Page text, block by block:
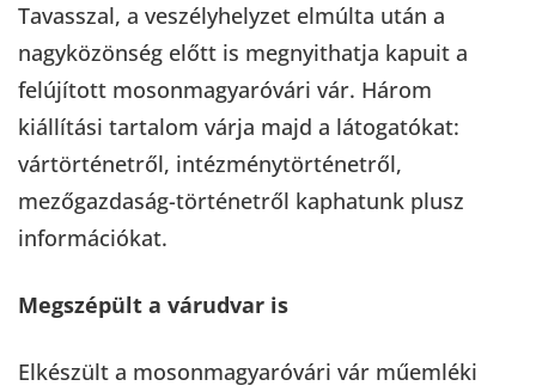
Tavasszal, a veszélyhelyzet elmúlta után a
nagyközönség előtt is megnyithatja kapuit a
felújított mosonmagyaróvári vár. Három
kiállítási tartalom várja majd a látogatókat:
vártörténetről, intézménytörténetről,
mezőgazdaság-történetről kaphatunk plusz
információkat.
Megszépült a várudvar is
Elkészült a mosonmagyaróvári vár műemléki